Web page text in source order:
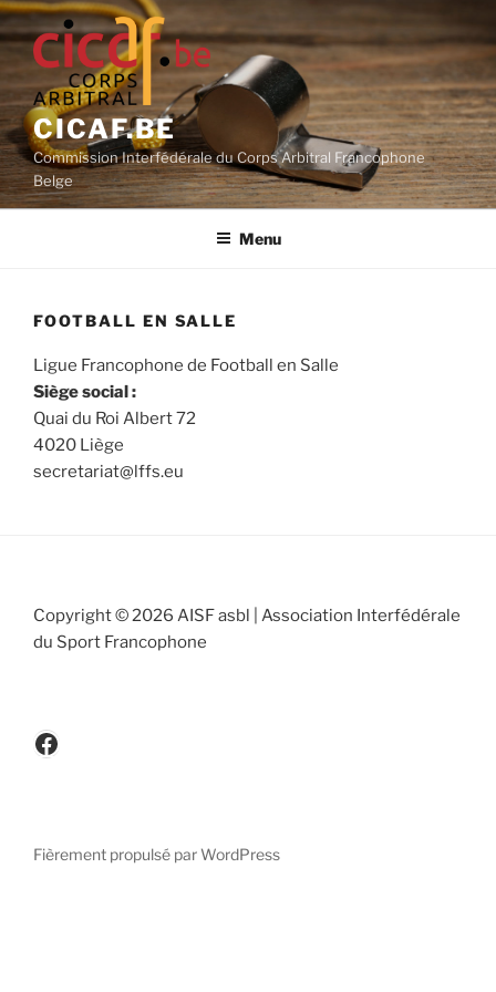
Aller
au
contenu
principal
CICAF.BE
Commission Interfédérale du Corps Arbitral Francophone
Belge
Menu
FOOTBALL EN SALLE
Ligue Francophone de Football en Salle
Siège social :
Quai du Roi Albert 72
4020 Liège
secretariat@lffs.eu
Copyright © 2026 AISF asbl | Association Interfédérale
du Sport Francophone
www.facebook.be/cicafbe
Fièrement propulsé par WordPress